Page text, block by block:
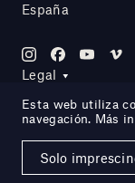
España
Legal
Site by
Esta web utiliza
navegación. Más
Solo